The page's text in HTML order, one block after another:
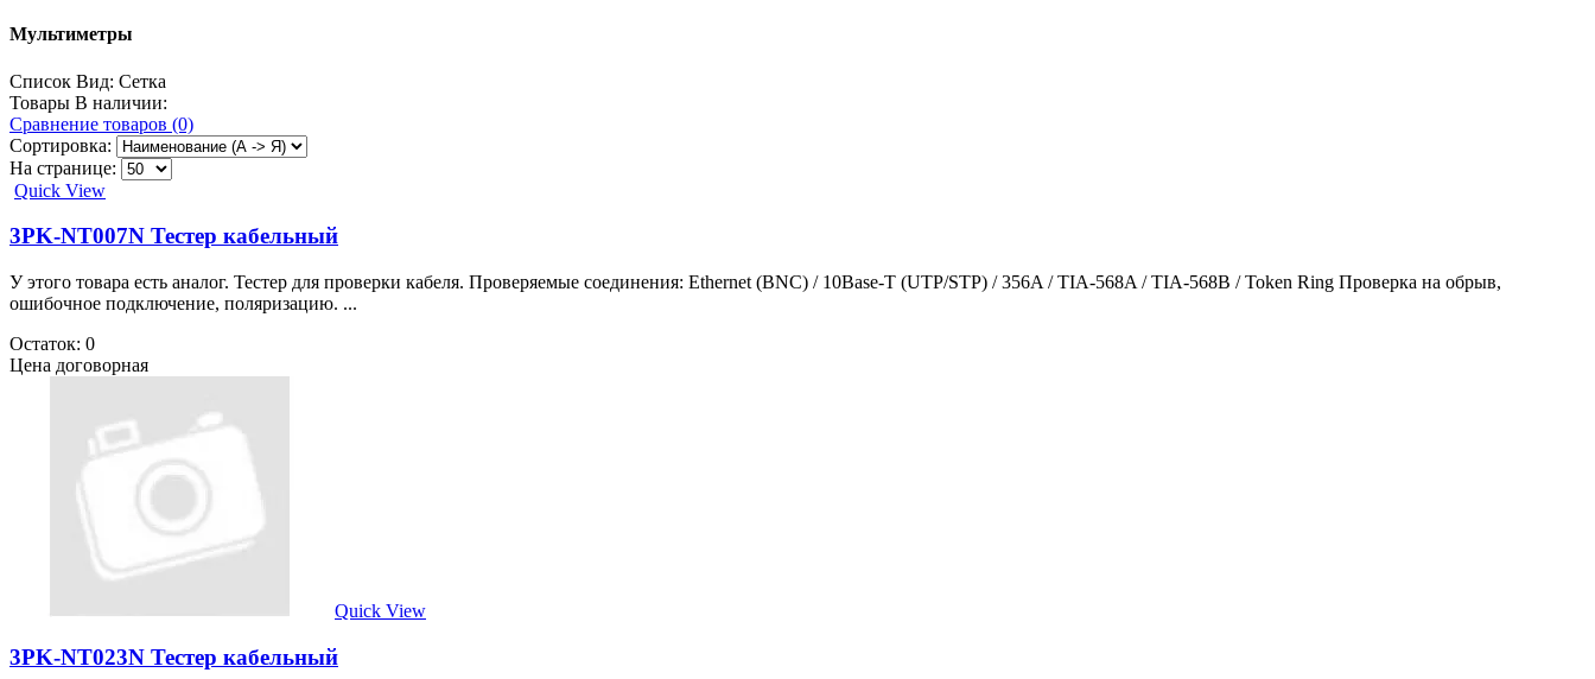
Мультиметры
Список Вид: Сетка
Товары В наличии:
Сравнение товаров (0)
Сортировка:
На странице:
Quick View
3PK-NT007N Тестер кабельный
У этого товара есть аналог. Тестер для проверки кабеля. Проверяемые соединения: Ethernet (BNC) / 10Base-T (UTP/STP) / 356A / TIA-568A / TIA-568B / Token Ring Проверка на обрыв,
ошибочное подключение, поляризацию. ...
Остаток: 0
Цена договорная
Quick View
3PK-NT023N Тестер кабельный